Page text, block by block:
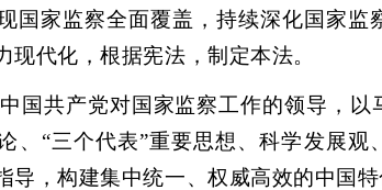
国家监察全面覆盖，持续深化国家监
现代化，根据宪法，制定本法。
国共产党对国家监察工作的领导，以
、“三个代表”重要思想、科学发展观
导，构建集中统一、权威高效的中国特